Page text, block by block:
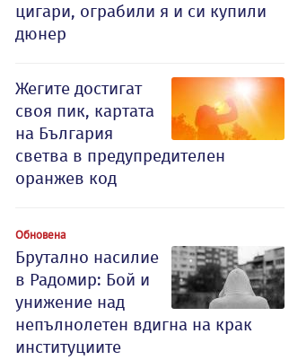
цигари, ограбили я и си купили
дюнер
Жегите достигат
своя пик, картата
на България
светва в предупредителен
оранжев код
Обновена
Брутално насилие
в Радомир: Бой и
унижение над
непълнолетен вдигна на крак
институциите